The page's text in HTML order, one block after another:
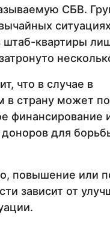
СБВ.
ситуациях
штаб-квартиры
что в случае в
в страну может
финансирование
для
повышение или
зависит от